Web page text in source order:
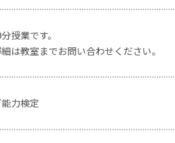
授業です。
は教室までお問い合わせください。
力検定